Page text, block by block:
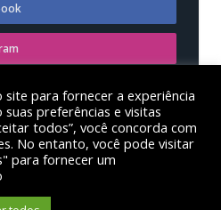
trabalhadores em educação
ensino superior no estado
site para fornecer a experiência
preferências e visitas
todos”, você concorda com
No entanto, você pode visitar
para fornecer um